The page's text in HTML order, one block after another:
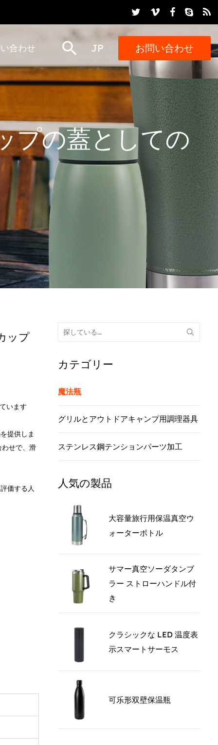
合わせ JP お問い合わせ
プの蓋としての
ップ
います
提供しま
せで、滑
価する人
久性があ
保護を追
カテゴリー
魔法瓶
グリルとアウトドアキャンプ用調理器具
ステンレス鋼テンションパーツ加工
人気の製品
大容量旅行用保温真空ウ
ォーターボトル
サマー真空ソーダタンブ
ラー ストローハンドル付
き
クラシックな LED 温度表
示スマートサーモス
可乐形双壁保温瓶